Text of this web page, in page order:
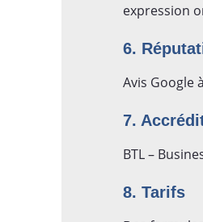
expression
6.
Avis Google
7.
BTL –
8. Tarifs